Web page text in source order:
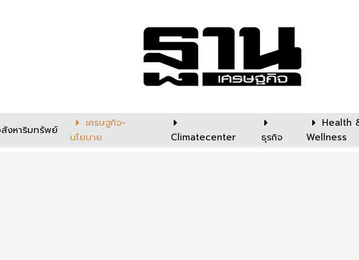
งหาริมทรัพย์
เศรษฐกิจ-
นโยบาย
Climatecenter ธุรกิจ
Health
Wellness